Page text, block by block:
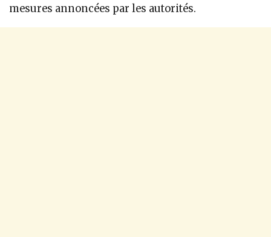
mesures annoncées par les autorités.